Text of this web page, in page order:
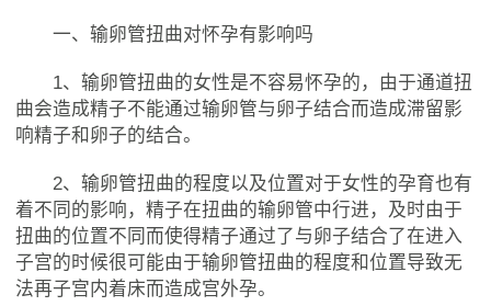
一、输卵管扭曲对怀孕有影响吗
1、输卵管扭曲的女性是不容易怀孕的，由于通道扭
曲会造成精子不能通过输卵管与卵子结合而造成滞留影
响精子和卵子的结合。
2、输卵管扭曲的程度以及位置对于女性的孕育也有
着不同的影响，精子在扭曲的输卵管中行进，及时由于
扭曲的位置不同而使得精子通过了与卵子结合了在进入
子宫的时候很可能由于输卵管扭曲的程度和位置导致无
法再子宫内着床而造成宫外孕。